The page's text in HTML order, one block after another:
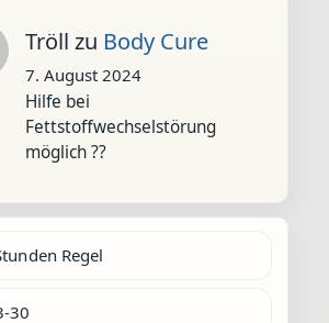
Tröll zu Body Cure
7. August 2024
Hilfe bei
Fettstoffwechselstörung
möglich ??
Regel
30